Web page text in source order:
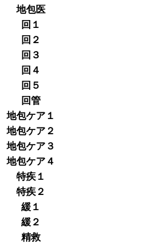
地包医
回１
回２
回３
回４
回５
回管
地包ケア１
地包ケア２
地包ケア３
地包ケア４
特疾１
特疾２
緩１
緩２
精救